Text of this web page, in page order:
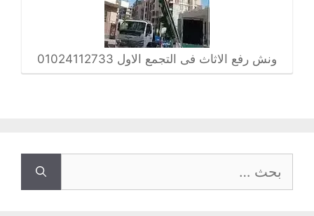
ونش رفع الاثاث فى التجمع الاول 01024112733
عن: